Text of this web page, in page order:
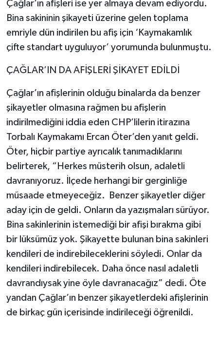
Çağlar’ın afişleri ise yer almaya devam ediyordu.
Bina sakininin şikayeti üzerine gelen toplama
emriyle dün indirilen bu afiş için ‘Kaymakamlık
çifte standart uyguluyor’ yorumunda bulunmuştu.
ÇAĞLAR’IN DA AFİŞLERİ ŞİKAYET EDİLDİ
Çağlar’ın afişlerinin olduğu binalarda da benzer
şikayetler olmasına rağmen bu afişlerin
indirilmediğini iddia eden CHP’lilerin itirazına
Torbalı Kaymakamı Ercan Öter’den yanıt geldi.
Öter, hiçbir partiye ayrıcalık tanımadıklarını
belirterek, “Herkes müsterih olsun, adaletli
davranıyoruz. İlçede herhangi bir gerginliğe
müsaade etmeyeceğiz. Benzer şikayetler diğer
aday için de geldi. Onların da yazışmaları sürüyor.
Bina sakinlerinin istemediği bir afişi bırakma gibi
bir lüksümüz yok. Şikayette bulunan bina sakinleri
kendileri de indirebileceklerini söyledi. Onlar da
kendileri indirebilecek. Daha önce nasıl adaletli
davrandıysak yine öyle davranacağız” dedi. Öte
yandan Çağlar’ın benzer şikayetlerdeki afişlerinin
de birkaç gün içerisinde indirileceği öğrenildi.